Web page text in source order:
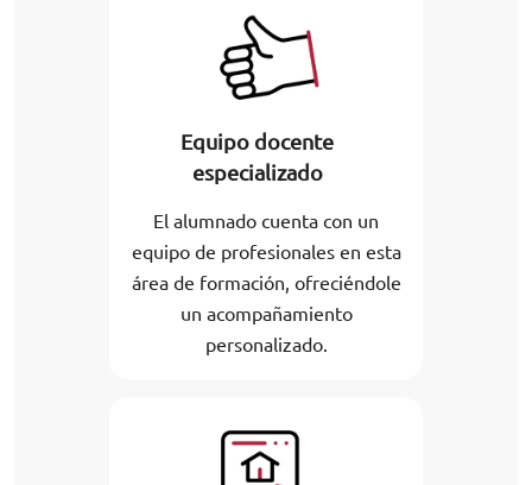
Equipo docente
especializado
El alumnado cuenta con un
equipo de profesionales en esta
área de formación, ofreciéndole
un acompañamiento
personalizado.